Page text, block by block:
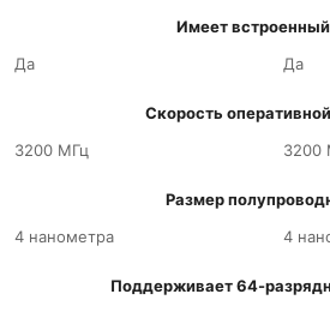
Имеет встроенный
Да
Да
Скорость
3200 МГц
3200
Размер
4 нанометра
4
Поддерживает 64-